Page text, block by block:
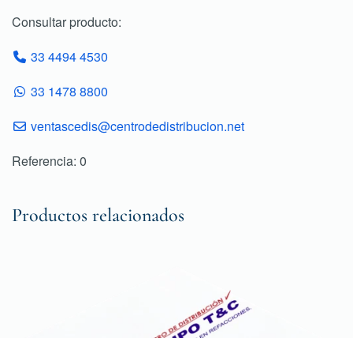
Consultar producto:
33 4494 4530
33 1478 8800
ventascedis@centrodedistribucion.net
Referencia: 0
Productos relacionados